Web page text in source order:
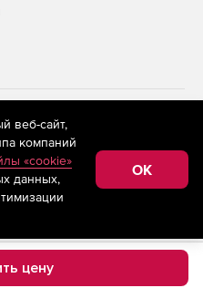
цену
применяются
(информационные технологии
основе сбора,
относящихся к
«Интернет»,
Федерации)
веб-сайт,
компаний
«cookie»
данных,
OK